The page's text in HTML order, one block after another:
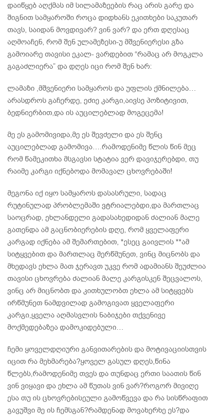
დაიწყებ აღქმას იმ სილამაზეების რაც არის გარე და
შიგნით სამყაროში როცა დიდხანს ეკითხები საკუთარ
თავს, საიდან მოვდივარ? ვინ ვარ? და ერთ დღესაც
აღმოაჩენ, რომ შენ ულამეზესი-უ მშვენიერესი გზა
გამოიარე თავისი ეკალ- ვარდებით “რამაც არ მოგკლა
გაგაძლიერა” და დღეს იცი რომ შენ ხარ:
ლამაზი ,მშვენიერი სამყაროს და უფლის ქმნილება…
არასდროს გაჩერდე, ეძიე კარგი,აივსე პოზიტივით,
ბედნიერბით,და ის აუცილებლად მოგეცემა!
მე ეს გამომივიდა,მე ეს შევძელი და ეს შენც
აუცილებლად გამომივა….რამოდენიმე წლის წინ მეც
რომ წამეკითხა მსგავსი სტატია ვერ დავიჯერებდი, თუ
რაიმე კარგი იქნებოდა მომავალ ცხოვრებაში!
მეგონა იქ იყო სამყაროს დასასრული, სადაც
რუტინულად პრობლემაში ვტრიალებდი,და მართლაც
საოცრად, ეხლანდელი გადასახედიდან ძალიან მალე
გათენდა ამ გაცნობიერების დღე, რომ ყველაფერი
კარგად იქნება ამ შემართებით, *ესეც გაივლის **ამ
სიტყვებით და მართლაც მერწმუნეთ, ვინც მიცნობს და
მხედავს ეხლა მათ ჯერავთ უკვე რომ ადამიანს შეუძლია
თავისი ცხოვრება ძალიან მალე კარგისკენ შეცვალოს,
ვინც არ მიცნობთ და კითხულობთ ეხლა ამ სიტყვებს
ირწმუნეთ ნამდვილად გამოგივათ ყველაფერი
კარგი,ყველა აღმასვლის ნაბიჯები თქვენივე
მოქმედებაზეა დამოკიდებული…
ჩემი ყოველდღიური განვითარების და მოტივაციისთვის
იცით რა მეხმარება?ყოველ გასულ დღეს,წინა
წლებს,რამოდენიმე თვეს და თუნდაც ერთი საათის წინ
ვინ ვიყავი და ეხლა ამ წუთას ვინ ვარ?როგორ მივიღე
ესა თუ ის ცხოვრებისეული გამოწვევა და რა სისწრაფით
გავუშვი მე ის ჩემსგან?რამდენად მოვახერხე ეს?და